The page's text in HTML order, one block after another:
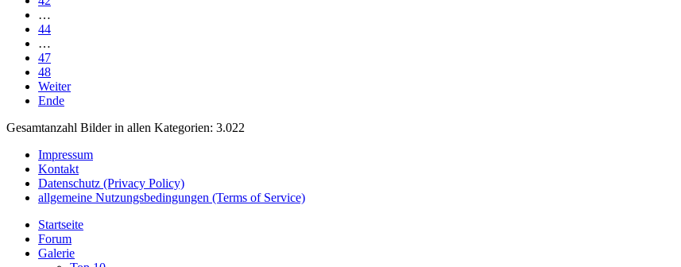
…
44
…
47
48
Weiter
Ende
Gesamtanzahl Bilder in allen Kategorien: 3.022
Impressum
Kontakt
Datenschutz (Privacy Policy)
allgemeine Nutzungsbedingungen (Terms of Service)
Startseite
Forum
Galerie